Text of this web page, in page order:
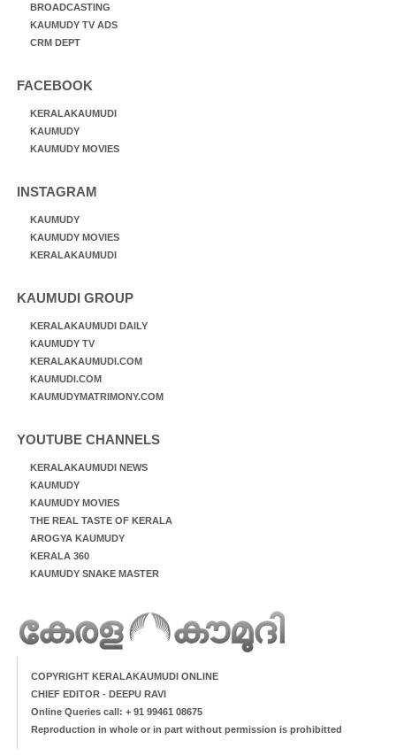
BROADCASTING
KAUMUDY TV ADS
CRM DEPT
FACEBOOK
KERALAKAUMUDI
KAUMUDY
KAUMUDY MOVIES
INSTAGRAM
KAUMUDY
KAUMUDY MOVIES
KERALAKAUMUDI
KAUMUDI GROUP
KERALAKAUMUDI DAILY
KAUMUDY TV
KERALAKAUMUDI.COM
KAUMUDI.COM
KAUMUDYMATRIMONY.COM
YOUTUBE CHANNELS
KERALAKAUMUDI NEWS
KAUMUDY
KAUMUDY MOVIES
THE REAL TASTE OF KERALA
AROGYA KAUMUDY
KERALA 360
KAUMUDY SNAKE MASTER
COPYRIGHT KERALAKAUMUDI ONLINE
CHIEF EDITOR - DEEPU RAVI
Online Queries call: + 91 99461 08675
Reproduction in whole or in part without permission is prohibitted